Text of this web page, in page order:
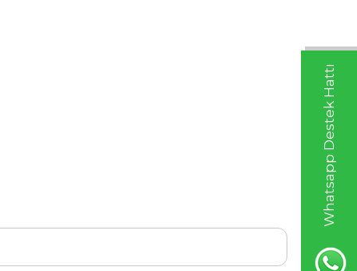
Whatsapp Destek Hattı